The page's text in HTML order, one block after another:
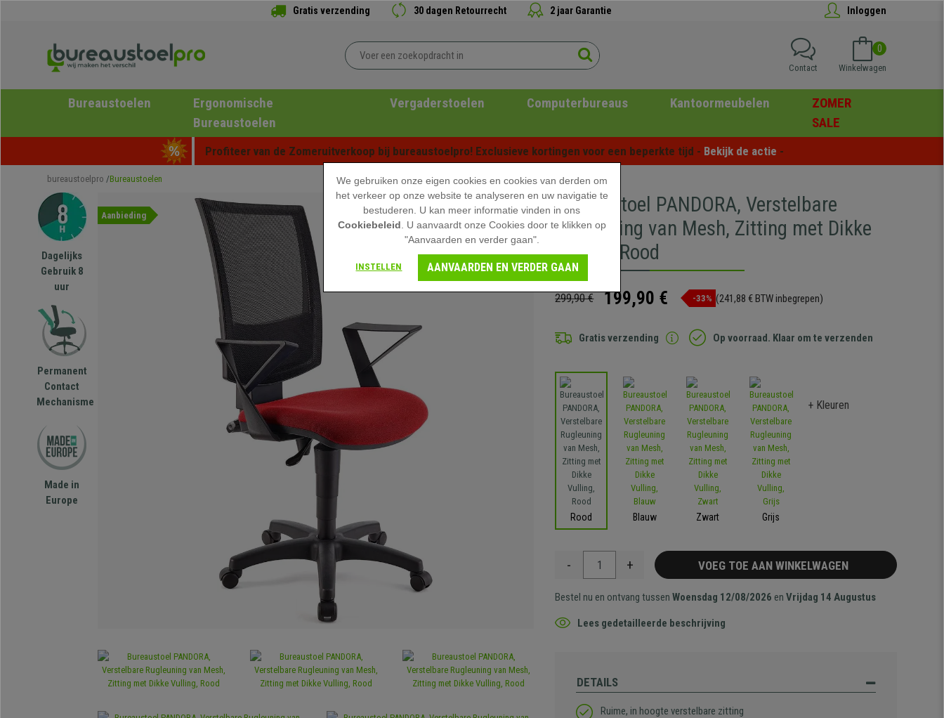
Gratis verzending 30 dagen Retourrecht 2 jaar Garantie Inloggen
0
Winkelwagen
Contact
Bureaustoelen
Ergonomische
Bureaustoelen
Vergaderstoelen Computerbureaus Kantoormeubelen
ZOMER
SALE
Profiteer van de Zomeruitverkoop bij bureaustoelpro! Exclusieve kortingen voor een beperkte tijd - Bekijk de actie -
bureaustoelpro Bureaustoelen
Dagelijks
Gebruik 8
uur
Permanent
Contact
Mechanisme
Made in
Europe
Aanbieding
Bureaustoel PANDORA, Verstelbare
Rugleuning van Mesh, Zitting met Dikke
Vulling, Rood
299,90 € 199,90 € -33% (241,88 € BTW inbegrepen)
Gratis verzending Op voorraad. Klaar om te verzenden
Rood Blauw Zwart Grijs
+ Kleuren
- + VOEG TOE AAN WINKELWAGEN
Bestel nu en ontvang tussenWoensdag 12/08/2026 enVrijdag 14 Augustus
Lees gedetailleerde beschrijving
DETAILS
Ruime, in hoogte verstelbare zitting
We gebruiken onze eigen cookies en cookies van derden om
het verkeer op onze website te analyseren en uw navigatie te
bestuderen. U kan meer informatie vinden in ons
Cookiebeleid . U aanvaardt onze Cookies door te klikken op
"Aanvaarden en verder gaan".
INSTELLEN AANVAARDEN EN VERDER GAAN